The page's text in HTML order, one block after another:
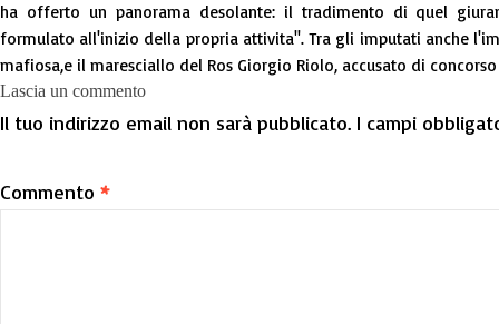
ha offerto un panorama desolante: il tradimento di quel
formulato all'inizio della propria attivita''. Tra gli imputati anche
mafiosa,e il maresciallo del Ros Giorgio Riolo, accusato di
Lascia un commento
Il tuo indirizzo email non sarà pubblicato. I campi
Commento *